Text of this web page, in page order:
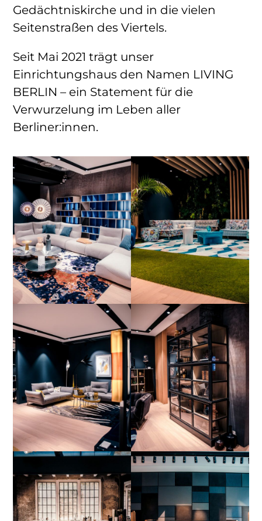
Gedächtniskirche und in die vielen
Seitenstraßen des Viertels.
Seit Mai 2021 trägt unser
Einrichtungshaus den Namen LIVING
BERLIN – ein Statement für die
Verwurzelung im Leben aller
Berliner:innen.